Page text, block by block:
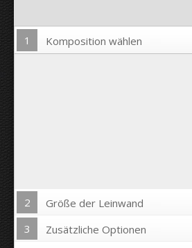
Bild hochladen
1 Komposition wählen
2
Größe der Leinwand
3
Zusätzliche Optionen